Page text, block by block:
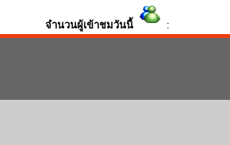
จำนวนผู้เข้าชมวันนี้ :